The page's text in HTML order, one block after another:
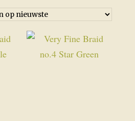
op
nieuwste